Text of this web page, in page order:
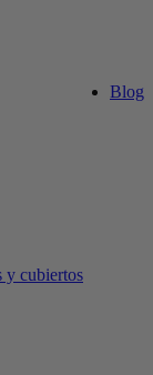
Blog
y cubiertos